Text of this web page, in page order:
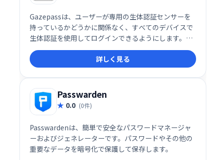
Gazepassは、ユーザーが専用の生体認証センサーを
持っているかどうかに関係なく、すべてのデバイスで
生体認証を使用してログインできるようにします。ウ
ェブサイトまたはアプリでパスワードなしのログイン
を有効にします。
詳しく見る
Passwarden
0.0 (0件)
Passwardenは、簡単で安全なパスワードマネージャ
ーおよびジェネレーターです。パスワードやその他の
重要なデータを暗号化で保護して保存します。